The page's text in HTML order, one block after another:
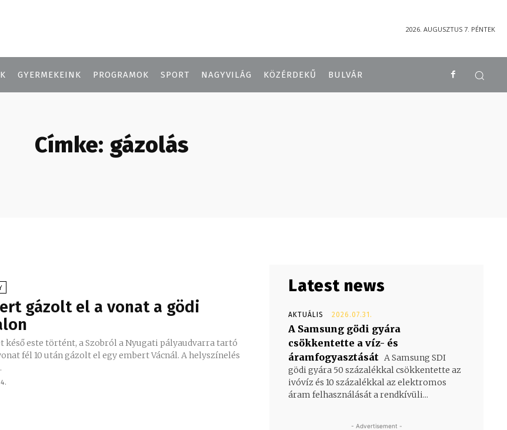
2026. AUGUSZTUS 7. PÉNTEK
GYERMEKEINK PROGRAMOK SPORT NAGYVILÁG KÖZÉRDEKŰ BULVÁR
Címke: gázolás
gázolt el a vonat a gödi
késő este történt, a Szobról a Nyugati pályaudvarra tartó
fél 10 után gázolt el egy embert Vácnál. A helyszínelés
Latest news
AKTUÁLIS 2026.07.31.
A Samsung gödi gyára
csökkentette a víz- és
áramfogyasztását A Samsung SDI
gödi gyára 50 százalékkal csökkentette az
ivóvíz és 10 százalékkal az elektromos
áram felhasználását a rendkívüli...
- Advertisement -